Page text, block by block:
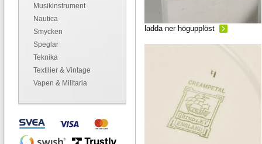
Musikinstrument
Nautica
Smycken
Speglar
Teknika
Textilier & Vintage
Vapen & Militaria
ladda ner högupplöst